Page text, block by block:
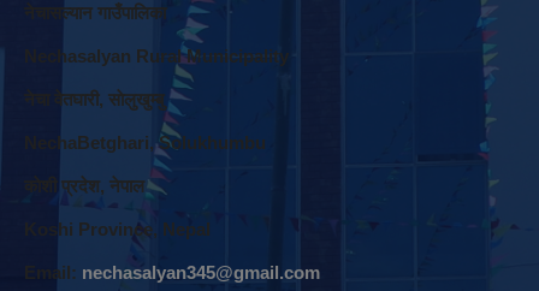
नेचासल्यान गाउँपालिका
Nechasalyan Rural Municipality
नेचा वेतघारी, साेलुखुम्बु
NechaBetghari, Solukhumbu
काेशी प्रदेश, नेपाल
Koshi Province, Nepal
Email: nechasalyan345@gmail.com